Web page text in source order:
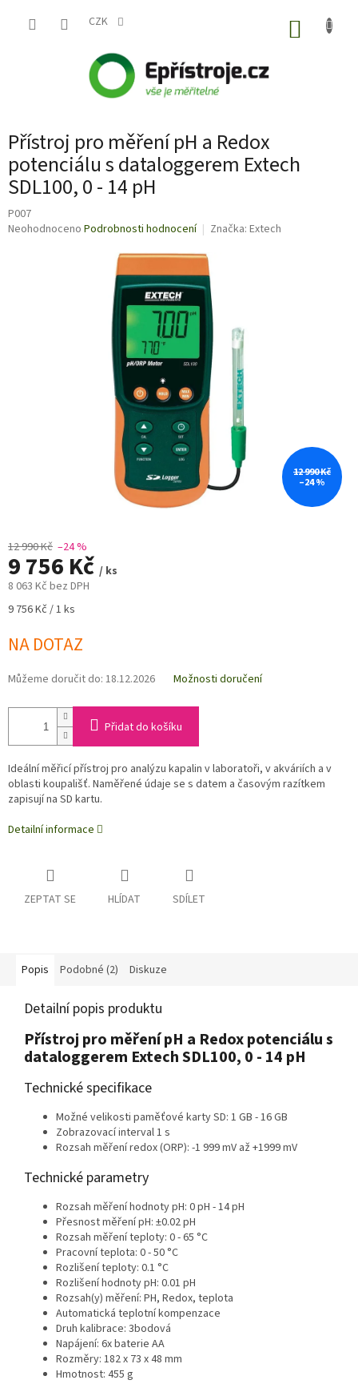
CZK
Přístroj pro měření pH a Redox
potenciálu s dataloggerem Extech
SDL100, 0 - 14 pH
P007
Průměrné
Neohodnoceno Podrobnosti hodnocení Značka: Extech
12 990 Kč
–24 %
12 990 Kč –24 %
9 756 Kč / ks
8 063 Kč bez DPH
Měrná
9 756 Kč / 1 ks
NA DOTAZ
Můžeme doručit do: 18.12.2026 Možnosti doručení
Přidat do košíku
Ideální měřicí přístroj pro analýzu kapalin v laboratoři, v akváriích a v
oblasti koupališť. Naměřené údaje se s datem a časovým razítkem
zapisují na SD kartu.
Detailní informace
ZEPTAT SE HLÍDAT SDÍLET
Popis Podobné (2) Diskuze
Detailní popis produktu
Přístroj pro měření pH a Redox potenciálu s
dataloggerem Extech SDL100, 0 - 14 pH
Technické specifikace
Možné velikosti paměťové karty SD: 1 GB - 16 GB
Zobrazovací interval 1 s
Rozsah měření redox (ORP): -1 999 mV až +1999 mV
Technické parametry
Rozsah měření hodnoty pH: 0 pH - 14 pH
Přesnost měření pH: ±0.02 pH
Rozsah měření teploty: 0 - 65 °C
Pracovní teplota: 0 - 50 °C
Rozlišení teploty: 0.1 °C
Rozlišení hodnoty pH: 0.01 pH
Rozsah(y) měření: PH, Redox, teplota
Automatická teplotní kompenzace
Druh kalibrace: 3bodová
Napájení: 6x baterie AA
Rozměry: 182 x 73 x 48 mm
Hmotnost: 455 g